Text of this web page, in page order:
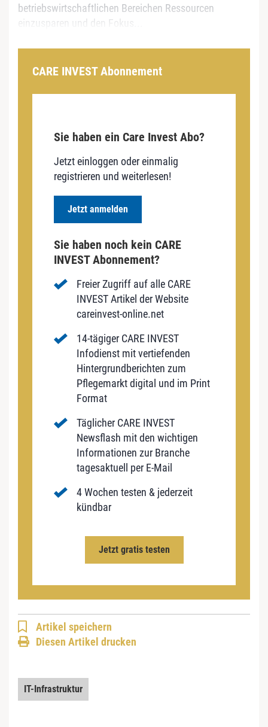
betriebswirtschaftlichen Bereichen Ressourcen
einzusparen und den Fokus...
CARE INVEST Abonnement
Sie haben ein Care Invest Abo?
Jetzt einloggen oder einmalig
registrieren und weiterlesen!
Jetzt anmelden
Sie haben noch kein CARE
INVEST Abonnement?
Freier Zugriff auf alle CARE
INVEST Artikel der Website
careinvest-online.net
14-tägiger CARE INVEST
Infodienst mit vertiefenden
Hintergrundberichten zum
Pflegemarkt digital und im Print
Format
Täglicher CARE INVEST
Newsflash mit den wichtigen
Informationen zur Branche
tagesaktuell per E-Mail
4 Wochen testen & jederzeit
kündbar
Jetzt gratis testen
Artikel speichern
Diesen Artikel drucken
IT-Infrastruktur